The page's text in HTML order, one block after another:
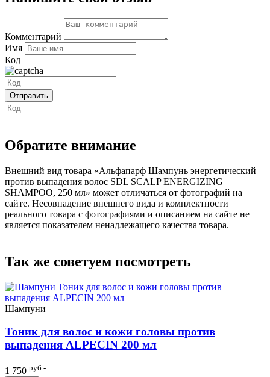
Комментарий
Имя
Код
Обратите внимание
Внешний вид товара «Альфапарф Шампунь энергетический
против выпадения волос SDL SCALP ENERGIZING
SHAMPOO, 250 мл» может отличаться от фотографий на
сайте. Несовпадение внешнего вида и комплектности
реального товара с фотографиями и описанием на сайте не
является показателем ненадлежащего качества товара.
Так же советуем посмотреть
Шампуни
Тоник для волос и кожи головы против
выпадения ALPECIN 200 мл
1 750 руб.-